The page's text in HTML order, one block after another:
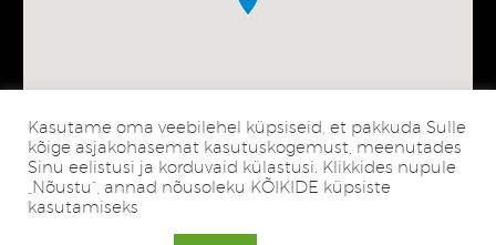
Kasutame oma veebilehel küpsiseid, et pakkuda Sulle
kõige asjakohasemat kasutuskogemust, meenutades
Sinu eelistusi ja korduvaid külastusi. Klikkides nupule
„Nõustu“, annad nõusoleku KÕIKIDE küpsiste
kasutamiseks